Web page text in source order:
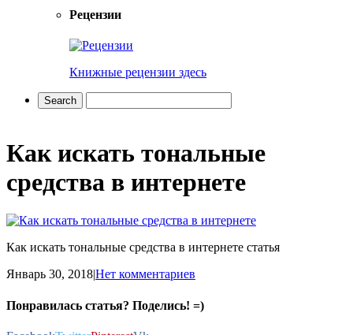
Рецензии
Книжные рецензии здесь
Как искать тональные
средства в интернете
Как искать тональные средства в интернете статья
Январь 30, 2018|Нет комментариев
Понравилась статья? Поделись! =)